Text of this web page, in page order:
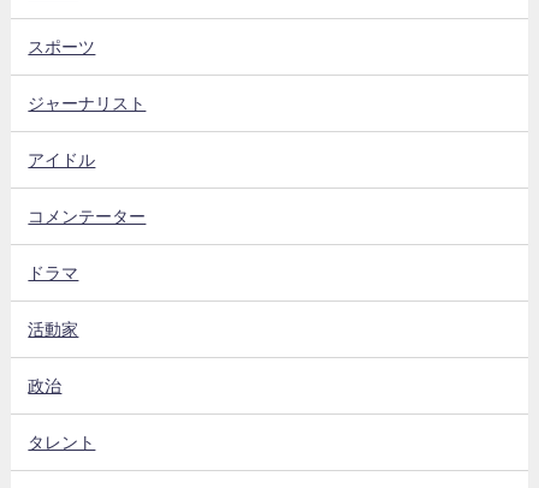
スポーツ
ジャーナリスト
アイドル
コメンテーター
ドラマ
活動家
政治
タレント